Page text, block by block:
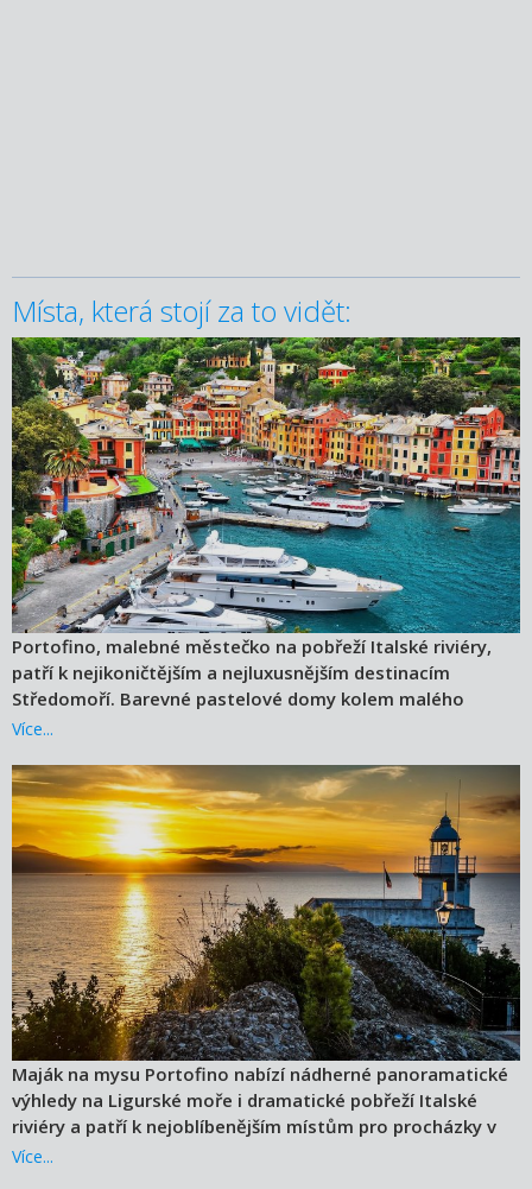
Místa, která stojí za to vidět:
Portofino, malebné městečko na pobřeží Italské riviéry,
patří k nejikoničtějším a nejluxusnějším destinacím
Středomoří. Barevné pastelové domy kolem malého
přístavu, elegantní jachty, úzké uličky i nádherné výhledy
pro tuto část Itálie.
Více...
Maják na mysu Portofino nabízí nádherné panoramatické
výhledy na Ligurské moře i dramatické pobřeží Italské
riviéry a patří k nejoblíbenějším místům pro procházky v
okolí Portofina.
Více...